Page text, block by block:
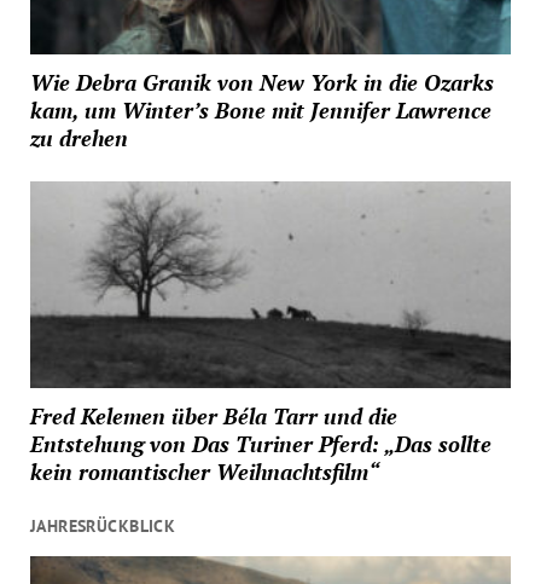
Wie Debra Granik von New York in die Ozarks
kam, um Winter’s Bone mit Jennifer Lawrence
zu drehen
Fred Kelemen über Béla Tarr und die
Entstehung von Das Turiner Pferd: „Das sollte
kein romantischer Weihnachtsfilm“
JAHRESRÜCKBLICK